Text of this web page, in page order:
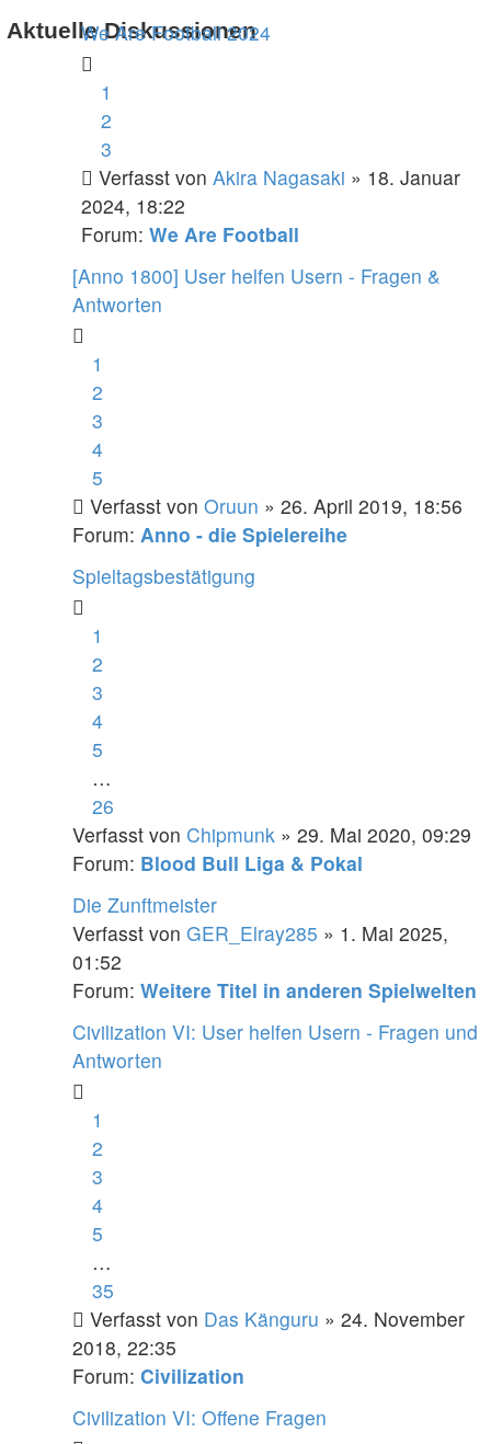
Aktuelle Diskussionen
We Are Football 2024
1
2
3
Verfasst von Akira Nagasaki » 18. Januar
2024, 18:22
Forum: We Are Football
[Anno 1800] User helfen Usern - Fragen &
Antworten
1
2
3
4
5
Verfasst von Oruun » 26. April 2019, 18:56
Forum: Anno - die Spielereihe
Spieltagsbestätigung
1
2
3
4
5
…
26
Verfasst von Chipmunk » 29. Mai 2020, 09:29
Forum: Blood Bull Liga & Pokal
Die Zunftmeister
Verfasst von GER_Elray285 » 1. Mai 2025,
01:52
Forum: Weitere Titel in anderen Spielwelten
Civilization VI: User helfen Usern - Fragen und
Antworten
1
2
3
4
5
…
35
Verfasst von Das Känguru » 24. November
2018, 22:35
Forum: Civilization
Civilization VI: Offene Fragen